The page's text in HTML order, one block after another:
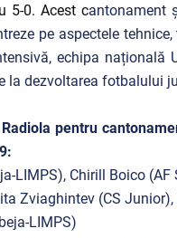
5-0. Acest cantonament
pe aspectele
echipa
la dezvoltarea fotbalului
pentru
LIMPS), Chirill Boico
Zviaghintev (CS
LIMPS)